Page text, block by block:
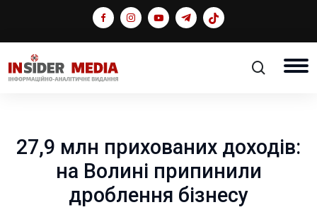
27,9 млн прихованих доходів:
на Волині припинили
дроблення бізнесу